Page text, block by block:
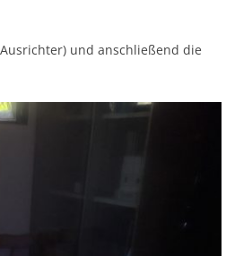
und anschließend die